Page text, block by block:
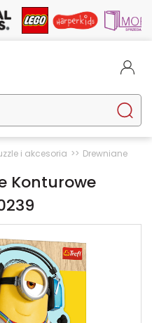
i akcesoria Drewniane
Konturowe